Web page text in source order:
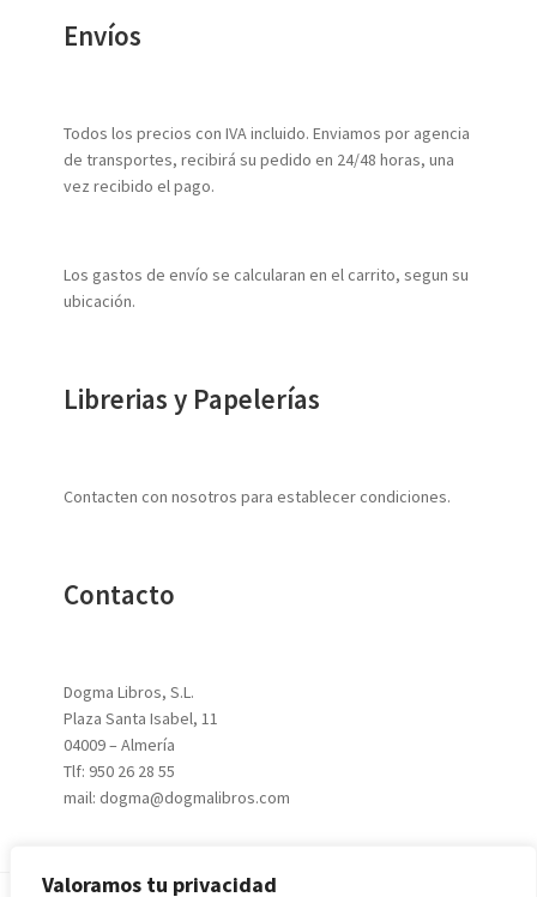
Valoramos tu privacidad
Envíos
Todos los precios con IVA incluido. Enviamos por agencia
de transportes, recibirá su pedido en 24/48 horas, una
vez recibido el pago.
Los gastos de envío se calcularan en el carrito, segun su
ubicación.
Librerias y Papelerías
Contacten con nosotros para establecer condiciones.
Contacto
Dogma Libros, S.L.
Plaza Santa Isabel, 11
04009 – Almería
Tlf: 950 26 28 55
mail: dogma@dogmalibros.com